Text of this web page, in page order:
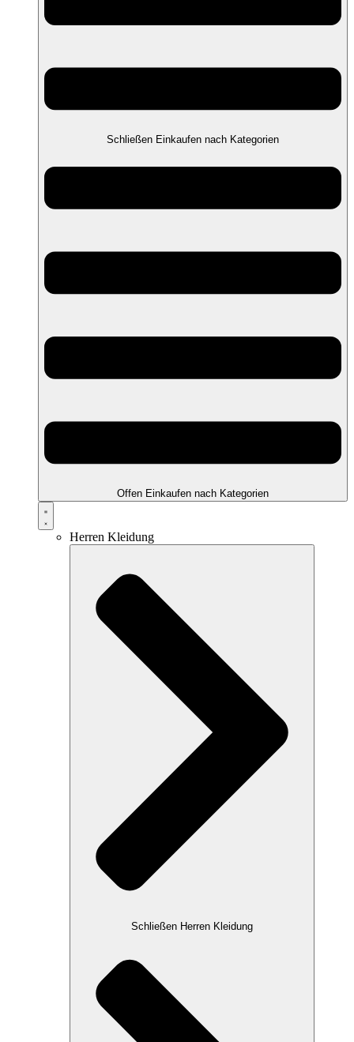
Schließen Einkaufen nach Kategorien
Offen Einkaufen nach Kategorien
Herren Kleidung
Schließen Herren Kleidung